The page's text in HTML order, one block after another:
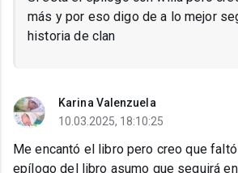
más y por eso digo de a lo mejor
historia de clan
Karina Valenzuela
10.03.2025, 18:10:25
Me encantó el libro pero creo que
epílogo del libro asumo que seguirá